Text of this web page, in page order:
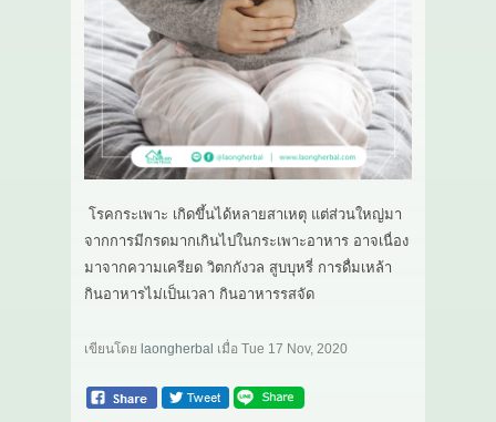
โรคกระเพาะ เกิดขึ้นได้หลายสาเหตุ แต่ส่วนใหญ่มา
จากการมีกรดมากเกินไปในกระเพาะอาหาร อาจเนื่อง
มาจากความเครียด วิตกกังวล สูบบุหรี่ การดื่มเหล้า
กินอาหารไม่เป็นเวลา กินอาหารรสจัด
เขียนโดย laongherbal เมื่อ Tue 17 Nov, 2020